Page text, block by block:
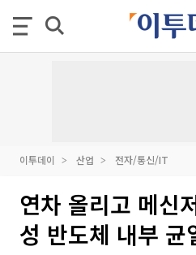
이투데이 산업 전자/통신/IT
연차 올리고 메신
성 반도체 내부 균